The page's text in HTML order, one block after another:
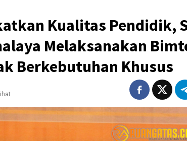
Kualitas Pendidik,
Melaksanakan
Berkebutuhan Khusus